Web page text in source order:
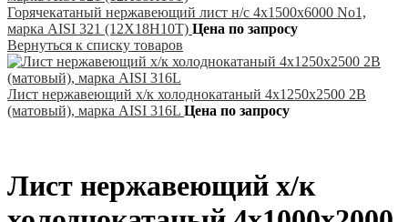
Горячекатаный нержавеющий лист н/с 4х1500х6000 No1,
марка AISI 321 (12Х18Н10Т) Цена по запросу
Вернуться к списку товаров
Лист нержавеющий х/к холоднокатаный 4х1250х2500 2B
(матовый), марка AISI 316L Цена по запросу
Лист нержавеющий х/к